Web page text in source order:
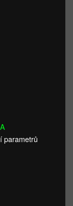
parametrů